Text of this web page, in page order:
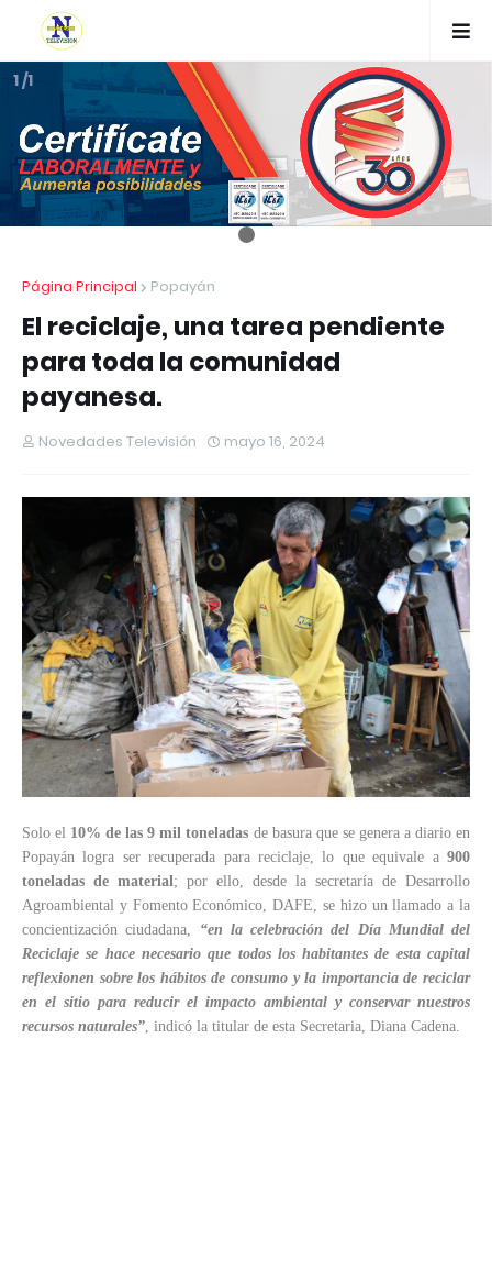
1 /1
Página Principal Popayán
El reciclaje, una tarea pendiente
para toda la comunidad
payanesa.
Novedades Televisión mayo 16, 2024
Solo el 10% de las 9 mil toneladas de basura que se genera a diario en
Popayán logra ser recuperada para reciclaje, lo que equivale a 900
toneladas de material; por ello, desde la secretaría de Desarrollo
Agroambiental y Fomento Económico, DAFE, se hizo un llamado a la
concientización ciudadana, “en la celebración del Día Mundial del
Reciclaje se hace necesario que todos los habitantes de esta capital
reflexionen sobre los hábitos de consumo y la importancia de reciclar
en el sitio para reducir el impacto ambiental y conservar nuestros
recursos naturales”, indicó la titular de esta Secretaria, Diana Cadena.